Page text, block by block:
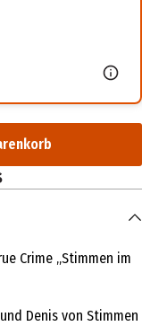
Crime „Stimmen im
Denis von Stimmen